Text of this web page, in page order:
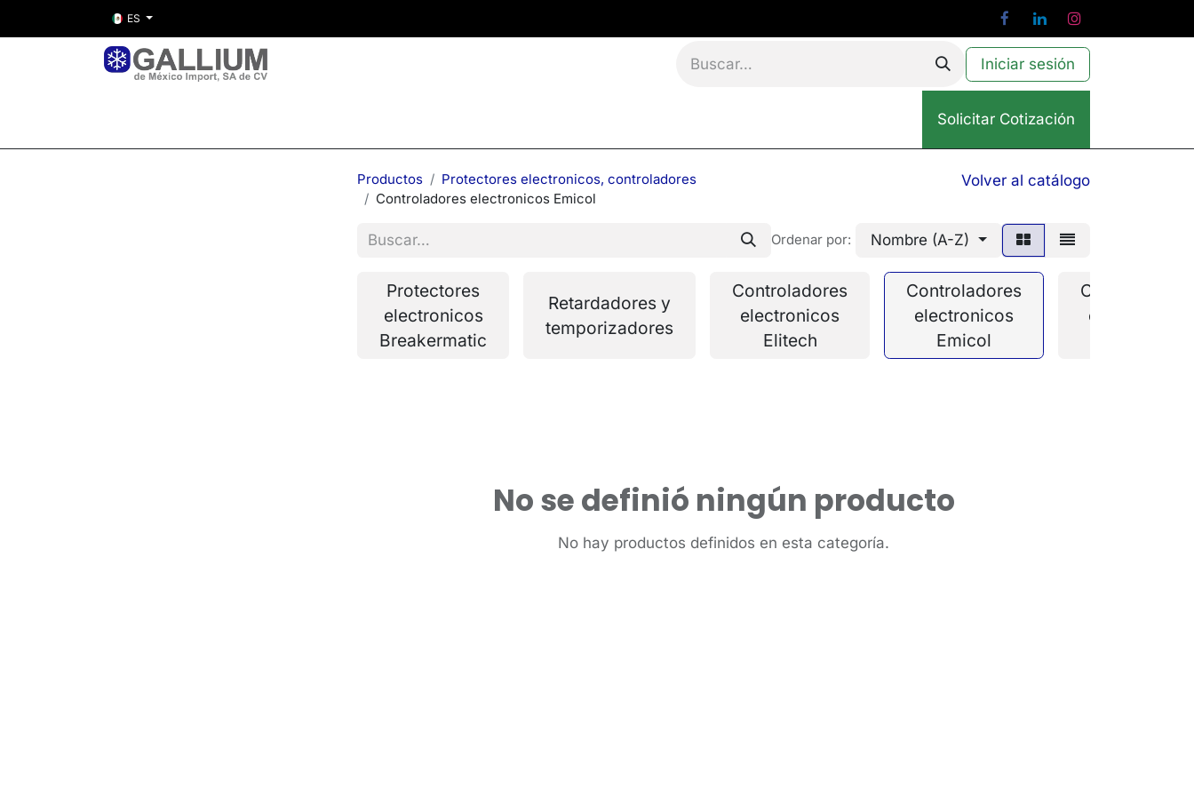
ES
Iniciar sesión
Solicitar Cotización
Productos
Protectores electronicos, controladores
Controladores electronicos Emicol
Volver al catálogo
Ordenar por: Nombre (A-Z)
Protectores
electronicos
Breakermatic
Retardadores y
temporizadores
Controladores
electronicos
Elitech
Controladores
electronicos
Emicol
electronicos
No se definió ningún producto
No hay productos definidos en esta categoría.